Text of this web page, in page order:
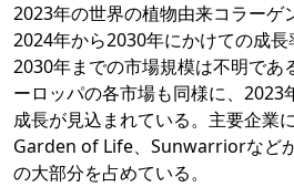
2023年の世界の植物由来コラーゲ
2024年から2030年にかけての成長
2030年までの市場規模は不明であ
ーロッパの各市場も同様に、2023
成長が見込まれている。主要企業
Garden of Life、Sunwarriorなど
の大部分を占めている。